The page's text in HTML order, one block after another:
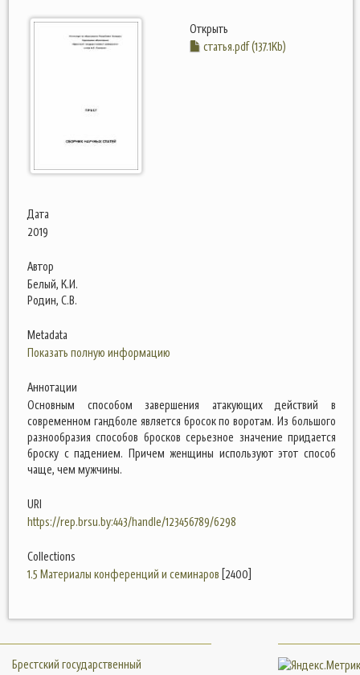
Открыть
статья.pdf (137.1Kb)
Дата
2019
Автор
Белый, К.И.
Родин, С.В.
Metadata
Показать полную информацию
Аннотации
Основным способом завершения атакующих действий в
современном гандболе является бросок по воротам. Из большого
разнообразия способов бросков серьезное значение придается
броску с падением. Причем женщины используют этот способ
чаще, чем мужчины.
URI
https://rep.brsu.by:443/handle/123456789/6298
Collections
1.5 Материалы конференций и семинаров [2400]
Брестский государственный